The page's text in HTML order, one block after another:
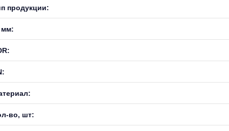
продукции:
мм:
во, шт: